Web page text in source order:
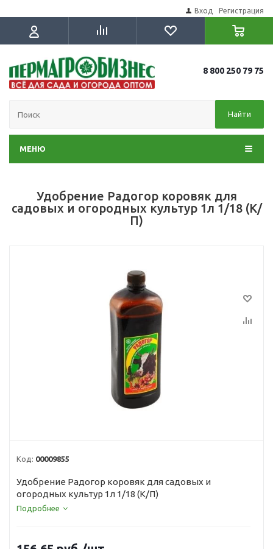
Вход Регистрация
8 800 250 79 75
Найти
МЕНЮ
Удобрение Радогор коровяк для
садовых и огородных культур 1л 1/18 (К/
П)
Код: 00009855
Удобрение Радогор коровяк для садовых и
огородных культур 1л 1/18 (К/П)
Подробнее